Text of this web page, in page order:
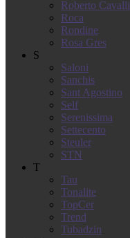
Roberto Cavalli
Roca
Rondine
Rosa Gres
S
Saloni
Sanchis
Sant Agostino
Self
Serenissima
Settecento
Steuler
STN
T
Tau
Tonalite
TopCer
Trend
Tubadzin